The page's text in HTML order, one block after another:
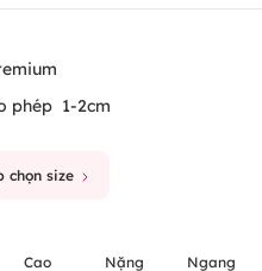
phép 1-2cm
chọn size
Cao Nặng Ngang